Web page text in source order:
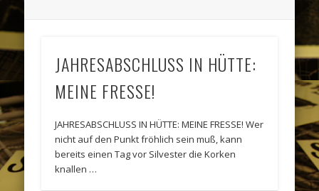
JAHRESABSCHLUSS IN HÜTTE:
MEINE FRESSE!
JAHRESABSCHLUSS IN HÜTTE: MEINE FRESSE! Wer
nicht auf den Punkt fröhlich sein muß, kann
bereits einen Tag vor Silvester die Korken
knallen …